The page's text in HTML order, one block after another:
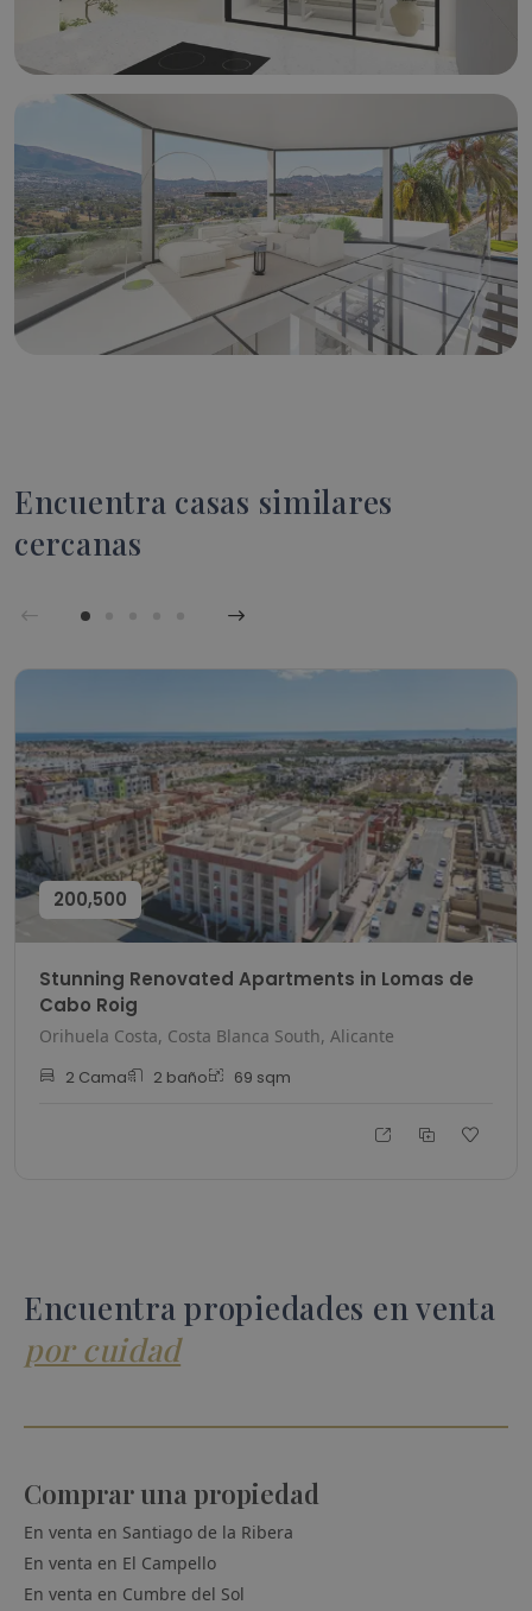
Encuentra casas similares
cercanas
200,500
Stunning Renovated Apartments in Lomas de
Cabo Roig
Orihuela Costa, Costa Blanca South, Alicante
2 Cama 2 baño 69 sqm
Encuentra propiedades en venta
por cuidad
Comprar una propiedad
En venta en Santiago de la Ribera
En venta en El Campello
En venta en Cumbre del Sol